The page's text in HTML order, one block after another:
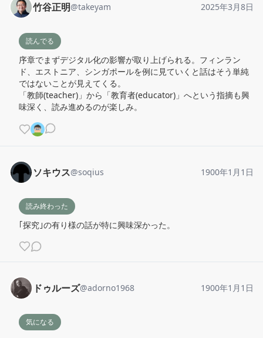
竹谷正明@takeyam 2025年3月8日
読んでる
序章でまずデジタル化の影響が取り上げられる。フィンラン
ド、エストニア、シンガポールを例に見ていくと話はそう単純
ではないことが見えてくる。
「教師(teacher)」から「教育者(educator)」へという指摘も興
味深く、読み進めるのが楽しみ。
ソキウス@soqius 1900年1月1日
読み終わった
｢探究｣の有り様の話が特に興味深かった。
ドゥルーズ@adorno1968 1900年1月1日
気になる